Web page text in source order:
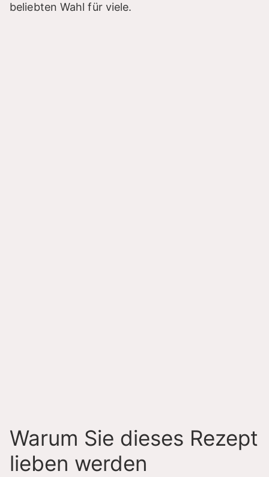
beliebten Wahl für viele.
Warum Sie dieses Rezept
lieben werden